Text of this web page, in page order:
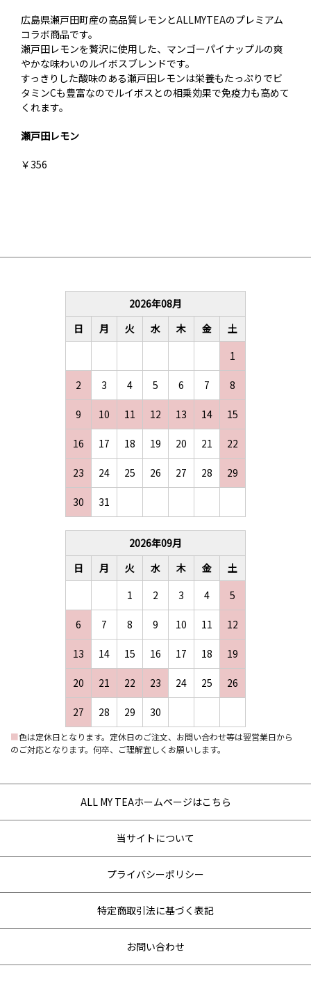
広島県瀬戸田町産の高品質レモンとALLMYTEAのプレミアム
コラボ商品です。
瀬戸田レモンを贅沢に使用した、マンゴーパイナップルの爽
やかな味わいのルイボスブレンドです。
すっきりした酸味のある瀬戸田レモンは栄養もたっぷりでビ
タミンCも豊富なのでルイボスとの相乗効果で免疫力も高めて
くれます。
瀬戸田レモン
￥356
2026年08月
日
月 火 水 木 金
土
1
2 3 4 5 6 7 8
9 10 11 12 13 14 15
16 17 18 19 20 21 22
23 24 25 26 27 28 29
30 31
2026年09月
日
月 火 水 木 金
土
1
2 3 4 5
6 7 8 9 10 11 12
13 14 15 16 17 18 19
20 21 22 23 24 25 26
27 28 29 30
■色は定休日となります。定休日のご注文、お問い合わせ等は翌営業日から
のご対応となります。何卒、ご理解宜しくお願いします。
ALL MY TEAホームページはこちら
当サイトについて
プライバシーポリシー
特定商取引法に基づく表記
お問い合わせ